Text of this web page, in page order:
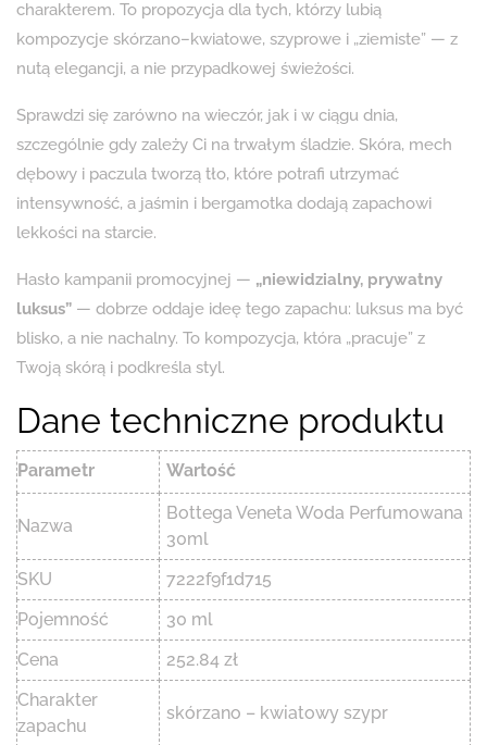
charakterem. To propozycja dla tych, którzy lubią
kompozycje skórzano–kwiatowe, szyprowe i „ziemiste” — z
nutą elegancji, a nie przypadkowej świeżości.
Sprawdzi się zarówno na wieczór, jak i w ciągu dnia,
szczególnie gdy zależy Ci na trwałym śladzie. Skóra, mech
dębowy i paczula tworzą tło, które potrafi utrzymać
intensywność, a jaśmin i bergamotka dodają zapachowi
lekkości na starcie.
Hasło kampanii promocyjnej — „niewidzialny, prywatny
luksus” — dobrze oddaje ideę tego zapachu: luksus ma być
blisko, a nie nachalny. To kompozycja, która „pracuje” z
Twoją skórą i podkreśla styl.
Dane techniczne produktu
Parametr Wartość
Nazwa
Bottega Veneta Woda Perfumowana
30ml
SKU
7222f9f1d715
Pojemność
30 ml
Cena
252.84 zł
Charakter
zapachu
skórzano – kwiatowy szypr